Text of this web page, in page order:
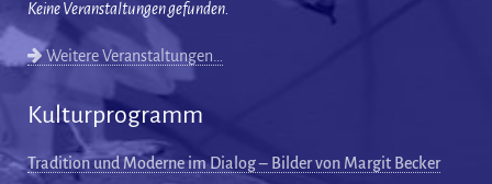
Keine Veranstaltungen gefunden.
Weitere Veranstaltungen…
Kulturprogramm
Tradition und Moderne im Dialog – Bilder von Margit Becker